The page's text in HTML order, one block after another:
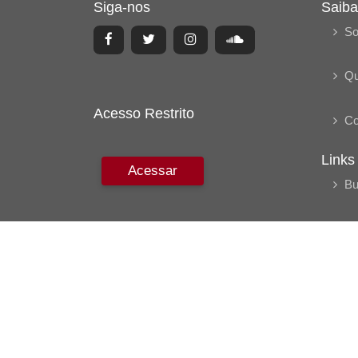
Siga-nos
Acesso Restrito
Acessar